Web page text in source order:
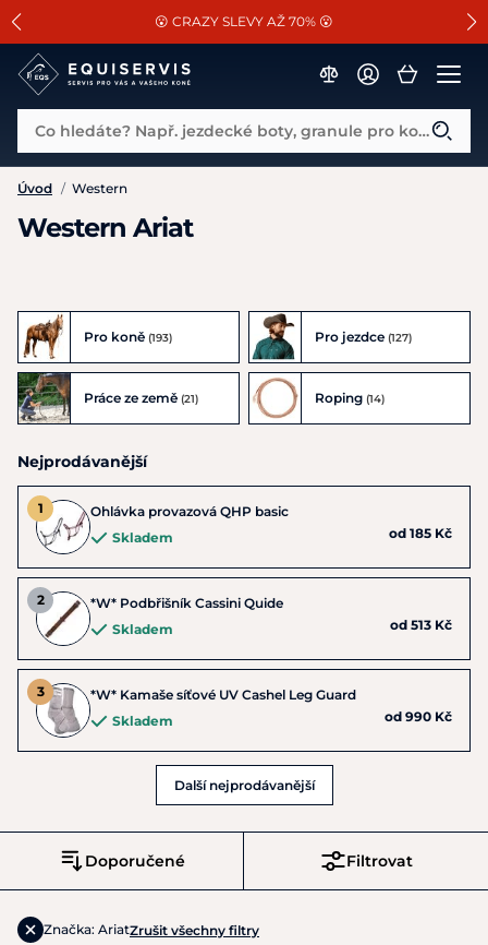
SLEVA 13% na vše od Cassini!
😮 CRAZY SLEVY AŽ 70% 😮
📐Pasování a doplňky k vybraným sedlům ZDARMA 🐴
Co hledáte? Např. jezdecké boty, granule pro koně...
Úvod / Western
Western Ariat
Pro koně (193) Pro jezdce (127)
Práce ze země (21) Roping (14)
Nejprodávanější
Ohlávka provazová QHP basic
Skladem
od 185 Kč
*W* Podbřišník Cassini Quide
Skladem
od 513 Kč
*W* Kamaše síťové UV Cashel Leg Guard
Skladem
od 990 Kč
Další nejprodávanější
Filtrovat
Doporučené
Značka: AriatZrušit všechny filtry